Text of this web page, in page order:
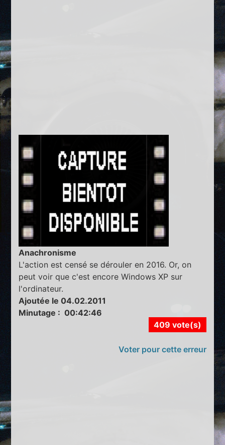
Anachronisme
L'action est censé se dérouler en 2016. Or, on
peut voir que c'est encore Windows XP sur
l'ordinateur.
Ajoutée le 04.02.2011
Minutage : 00:42:46
409 vote(s)
Voter pour cette erreur